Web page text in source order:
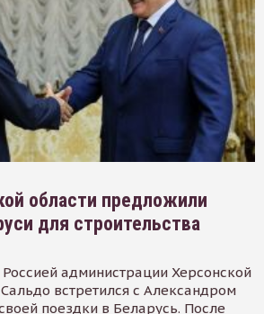
области предложили
для строительства
Россией администрации Херсонской
встретился с Александром
поездки в Беларусь. После